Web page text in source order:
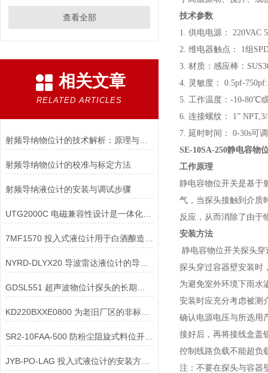
查看全部
相关文章
RELATED ARTICLES
射频导纳物位计的技术解析：原理与应用
射频导纳物位计的校准与标定方法
射频导纳液位计的安装与调试步骤
UTG2000C 电磁兼容性设计是一体化超声波物位计在复杂工业环境中稳定工作
KD220BXXE0800 为老旧厂区的非标溜槽“量身定做”防堵开关安装套件
SR2-10FAA-500 防粉尘阻旋式料位开关的防尘结构与防爆结构可以兼容设计
JYB-PO-LAG 投入式液位计的安装方式有哪些
技术参数
1. 供电电源： 220VAC
2. 维电器触点： 1组
3. 材质：感应棒：
4. 灵敏度： 0.5pf-750pf:
5. 工作温度：-10-80℃
6. 连接螺纹： 1”
7. 延时时间： 0-30s可调
SE-10SA-250静电容物
工作原理
静电容物位开关是基于
气，当探头接触到介质
反应，从而消除了由于
安装方法
静电容物位开关探头
探头穿过容器壁安装时
为避免室外环境下雨水
安装时应充分考虑被测
确认电源电压与所选用
接好后，再将接线盒盖
控制线路负载不能超负
注：不要在探头与容器